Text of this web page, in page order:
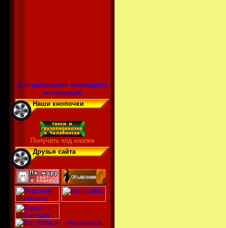
Для добавления необходима
авторизация
Наши кнопочки
Получить код кнопки
Друзья сайта